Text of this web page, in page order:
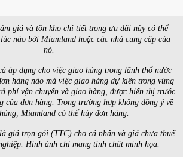
giá và tồn kho chi tiết trong ưu đãi này có thể
nào bởi Miamland hoặc các nhà cung cấp của
nó.
áp dụng cho việc giao hàng trong lãnh thổ nước
hàng nào mà việc giao hàng dự kiến trong vùng
phí vận chuyển và giao hàng, được hiển thị trước
của đơn hàng. Trong trường hợp không đồng ý về
Miamland có thể hủy đơn hàng.
giá trọn gói (TTC) cho cá nhân và giá chưa thuế
Hình ảnh chỉ mang tính chất minh họa.